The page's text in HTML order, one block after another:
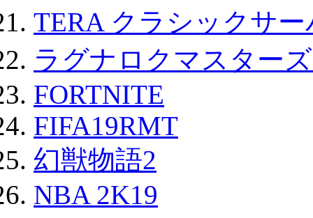
TERA クラシックサ
ラグナロクマスター
FORTNITE
FIFA19RMT
幻獣物語2
NBA 2K19